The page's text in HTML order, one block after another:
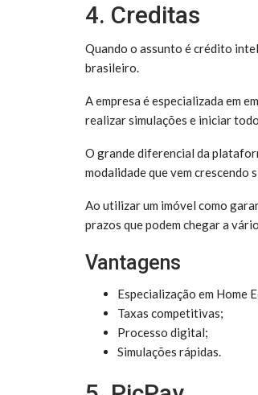
4. Creditas
Quando o assunto é crédito
brasileiro.
A empresa é especializada em
realizar simulações e iniciar
O grande diferencial da
modalidade que vem
Ao utilizar um imóvel como
prazos que podem chegar a
Vantagens
Especialização em Home
Taxas competitivas;
Processo digital;
Simulações rápidas.